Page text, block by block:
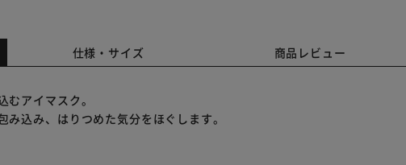
仕様・サイズ 商品レビュー
アイマスク。
込み、はりつめた気分をほぐします。